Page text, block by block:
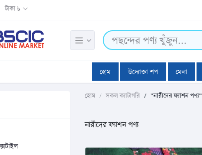
টাকা ৳
হোম উদ্যোক্তা শপ মেলা
হোম সকল ক্যাটাগরি "নারীদের ফ্যাশন পণ্য"
নারীদের ফ্যাশন পণ্য